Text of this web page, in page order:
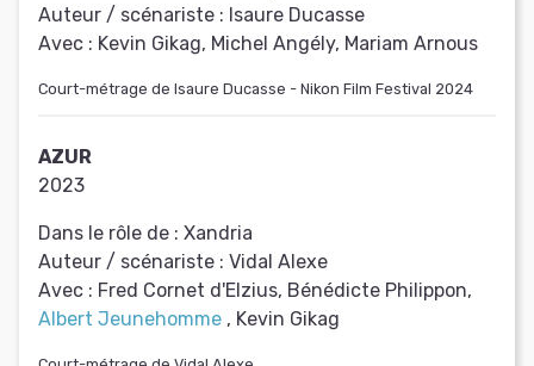
Auteur / scénariste : Isaure Ducasse
Avec : Kevin Gikag, Michel Angély, Mariam Arnous
Court-métrage de Isaure Ducasse - Nikon Film Festival 2024
AZUR
2023
Dans le rôle de : Xandria
Auteur / scénariste : Vidal Alexe
Avec : Fred Cornet d'Elzius, Bénédicte Philippon,
Albert Jeunehomme , Kevin Gikag